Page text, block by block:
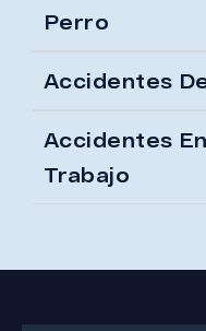
Perro
Accidentes
Accidentes
Trabajo